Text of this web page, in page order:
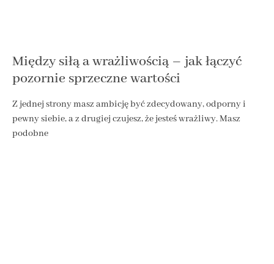
Między siłą a wrażliwością – jak łączyć
pozornie sprzeczne wartości
Z jednej strony masz ambicję być zdecydowany, odporny i
pewny siebie, a z drugiej czujesz, że jesteś wrażliwy. Masz
podobne